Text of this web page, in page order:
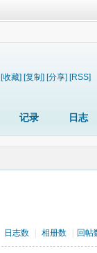
[收藏] [复制] [分享] [RSS]
记录 日志
日志数 相册数 回帖